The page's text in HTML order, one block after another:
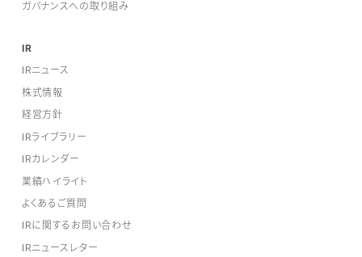
ガバナンスへの取り組み
IR
IRニュース
株式情報
経営方針
IRライブラリー
IRカレンダー
業績ハイライト
よくあるご質問
IRに関するお問い合わせ
IRニュースレター